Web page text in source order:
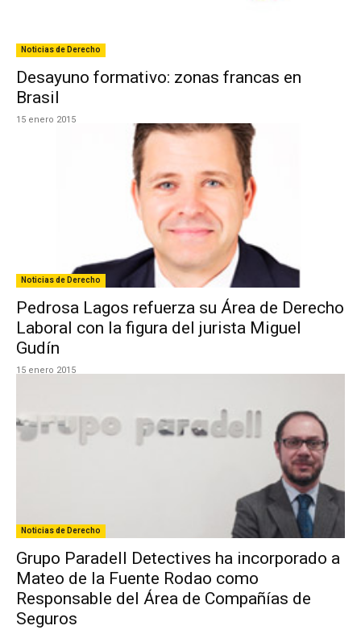
Noticias de Derecho
Desayuno formativo: zonas francas en
Brasil
15 enero 2015
Noticias de Derecho
Pedrosa Lagos refuerza su Área de Derecho
Laboral con la figura del jurista Miguel
Gudín
15 enero 2015
Noticias de Derecho
Grupo Paradell Detectives ha incorporado a
Mateo de la Fuente Rodao como
Responsable del Área de Compañías de
Seguros